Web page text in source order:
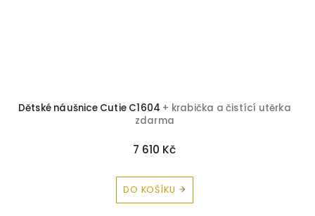
Dětské náušnice Cutie C1604 + krabička a čistící utěrka
zdarma
7 610 Kč
DO KOŠÍKU